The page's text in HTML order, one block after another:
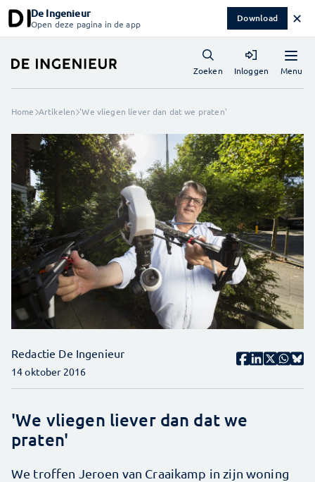
De Ingenieur
Open deze pagina in de app Download ✕
Menu
Zoeken Inloggen
Home Artikelen 'We vliegen liever dan dat we praten'
Redactie De Ingenieur
14 oktober 2016
'We vliegen liever dan dat we
praten'
We troffen Jeroen van Craaikamp in zijn woning